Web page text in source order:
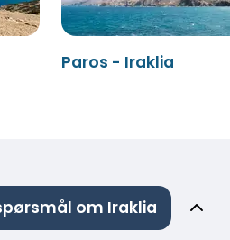
Paros - Iraklia
om Iraklia